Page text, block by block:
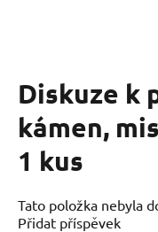
Diskuze k
kámen,
1 kus
Tato položka nebyla
Přidat příspěvek